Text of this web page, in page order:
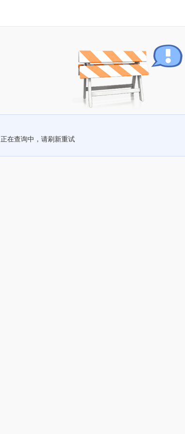
正在查询中，请刷新重试